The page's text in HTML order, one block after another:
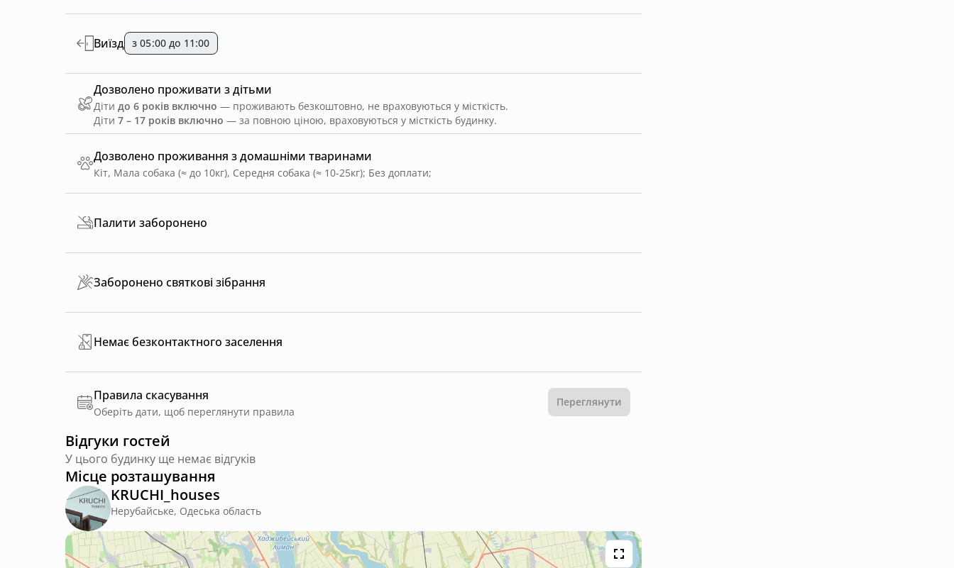
Дозволено проживання з домашніми тваринами
Кіт, Мала собака (≈ до 10кг), Середня собака (≈ 10-25кг); Без доплати;
Виїзд з 05:00 до 11:00
Дозволено проживати з дітьми
Діти до 6 років включно — проживають безкоштовно, не враховуються у місткість.
Діти 7 – 17 років включно — за повною ціною, враховуються у місткість будинку.
Палити заборонено
Заборонено святкові зібрання
Немає безконтактного заселення
Правила скасування
Оберіть дати, щоб переглянути правила
Переглянути
Відгуки гостей
У цього будинку ще немає відгуків
Місце розташування
KRUCHI_houses
Нерубайське, Одеська область